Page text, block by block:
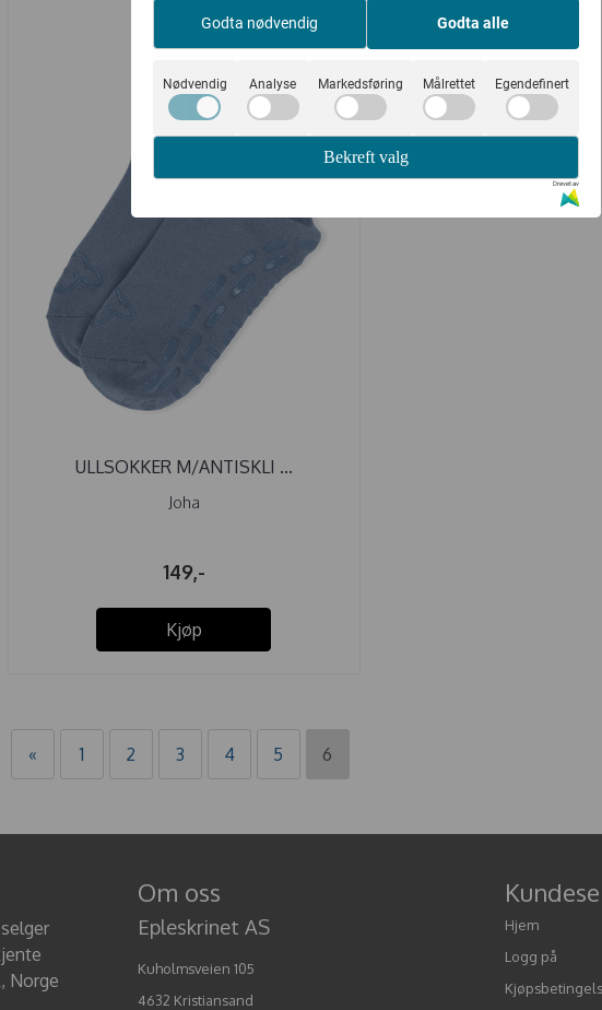
ULLSOKKER M/ANTISKLI ...
Joha
149,-
Kjøp
« 1 2 3 4 5 6
Norge
Om oss
Epleskrinet AS
Kuholmsveien 105
4632 Kristiansand
Hjem
Logg på
Godta nødvendig Godta alle
Nødvendig Analyse Markedsføring Målrettet Egendefinert
Bekreft valg
Drevet av